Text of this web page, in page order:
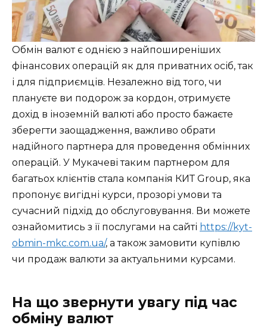
Обмін валют є однією з найпоширеніших
фінансових операцій як для приватних осіб, так
і для підприємців. Незалежно від того, чи
плануєте ви подорож за кордон, отримуєте
дохід в іноземній валюті або просто бажаєте
зберегти заощадження, важливо обрати
надійного партнера для проведення обмінних
операцій. У Мукачеві таким партнером для
багатьох клієнтів стала компанія КИТ Group, яка
пропонує вигідні курси, прозорі умови та
сучасний підхід до обслуговування. Ви можете
ознайомитись з її послугами на сайті https://kyt-
obmin-mkc.com.ua/, а також замовити купівлю
чи продаж валюти за актуальними курсами.
На що звернути увагу під час
обміну валют